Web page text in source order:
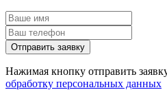
Отправить заявку
Нажимая кнопку отправить
обработку персональных данных